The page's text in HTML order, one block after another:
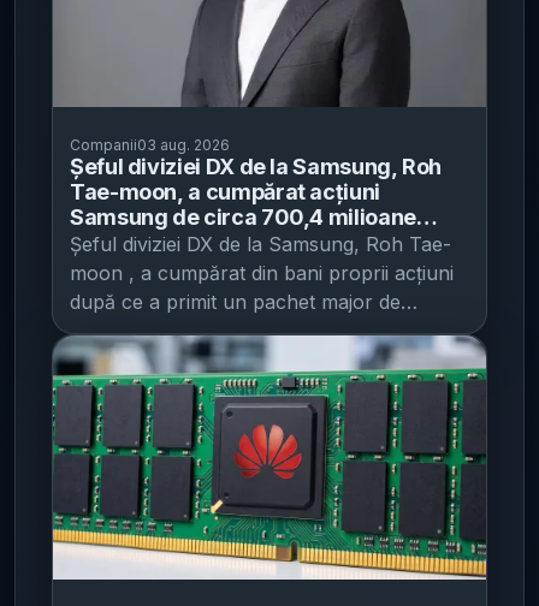
Companii03 aug. 2026
Șeful diviziei DX de la Samsung, Roh
Tae-moon, a cumpărat acțiuni
Samsung de circa 700,4 milioane
woni - tranzacția vine după un pachet
LTI de 22.678 de acțiuni, cel mai mare
acordat unui executiv în 2025
Șeful diviziei DX de la Samsung, Roh Tae-
moon , a cumpărat din bani proprii acțiuni
după ce a primit un pachet major de
stimulente , într-o mișcare care semnalează
alinierea conducerii la performanța pe
termen lung a companiei, potrivit IT之家 .
Conform documentelor de reglementare
publicate în sistemul sud-coreean DART (al
autorității de supraveghere financiară), Roh
Tae-moon (în text: Lu Taiwen), președinte
și responsabil al diviziei Device eXperience
(DX), a cumpărat pe 30 iulie, printr-o